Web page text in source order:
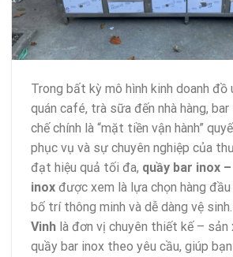
Trong bất kỳ mô hình kinh doanh
quán café, trà sữa đến nhà hàng,
chế chính là “mặt tiền vận hành”
phục vụ và sự chuyên nghiệp của
đạt hiệu quả tối đa, quầy bar inox
inox được xem là lựa chọn hàng đầu
bố trí thông minh và dễ dàng vệ sinh.
Vinh là đơn vị chuyên thiết kế –
quầy bar inox theo yêu cầu, giúp